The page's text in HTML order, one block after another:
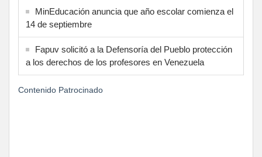
MinEducación anuncia que año escolar comienza el
14 de septiembre
Fapuv solicitó a la Defensoría del Pueblo protección
a los derechos de los profesores en Venezuela
Contenido Patrocinado